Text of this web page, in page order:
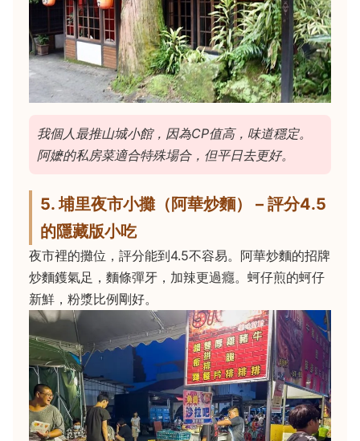
我個人最推山城小館，因為CP值高，味道穩定。
阿嬷的私房菜適合特殊場合，但平日去更好。
5. 埔里夜市小攤（阿華炒麵） – 評分4.5
的隱藏版小吃
夜市裡的攤位，評分能到4.5不容易。阿華炒麵的招牌
炒麵鑊氣足，麵條彈牙，加辣更過癮。蚵仔煎的蚵仔
新鮮，粉漿比例剛好。